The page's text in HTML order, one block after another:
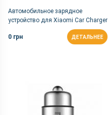
Автомобильное зарядное
устройство для Xiaomi Car Charger
QC 3.0 18W Silver (CC05ZM,
GDS4104GL)
0 грн ДЕТАЛЬНЕЕ